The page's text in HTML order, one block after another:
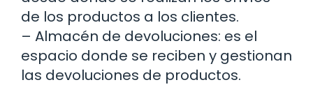
de los productos a los clientes.
– Almacén de devoluciones: es el
espacio donde se reciben y gestionan
las devoluciones de productos.